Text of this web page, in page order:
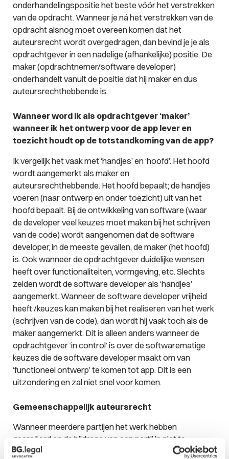
onderhandelingspositie het beste vóór het verstrekken
van de opdracht. Wanneer je ná het verstrekken van de
opdracht alsnog moet overeen komen dat het
auteursrecht wordt overgedragen, dan bevind je je als
opdrachtgever in een nadelige (afhankelijke) positie. De
maker (opdrachtnemer/software developer)
onderhandelt vanuit de positie dat hij maker en dus
auteursrechthebbende is.
Wanneer word ik als opdrachtgever ‘maker’
wanneer ik het ontwerp voor de app lever en
toezicht houdt op de totstandkoming van de app?
Ik vergelijk het vaak met ‘handjes’ en ‘hoofd’. Het hoofd
wordt aangemerkt als maker en
auteursrechthebbende. Het hoofd bepaalt; de handjes
voeren (naar ontwerp en onder toezicht) uit van het
hoofd bepaalt. Bij de ontwikkeling van software (waar
de developer veel keuzes moet maken bij het schrijven
van de code) wordt aangenomen dat de software
developer, in de meeste gevallen, de maker (het hoofd)
is. Ook wanneer de opdrachtgever duidelijke wensen
heeft over functionaliteiten, vormgeving, etc. Slechts
zelden wordt de software developer als ‘handjes’
aangemerkt. Wanneer de software developer vrijheid
heeft /keuzes kan maken bij het realiseren van het werk
(schrijven van de code), dan wordt hij vaak toch als de
maker aangemerkt. Dit is alleen anders wanneer de
opdrachtgever ‘in control’ is over de softwarematige
keuzes die de software developer maakt om van
‘functioneel ontwerp’ te komen tot app. Dit is een
uitzondering en zal niet snel voor komen.
Gemeenschappelijk auteursrecht
Wanneer meerdere partijen het werk hebben
gecreëerd en de bijdrage van een partij is niet te
scheiden van de bijdrage van anderen, dan is een